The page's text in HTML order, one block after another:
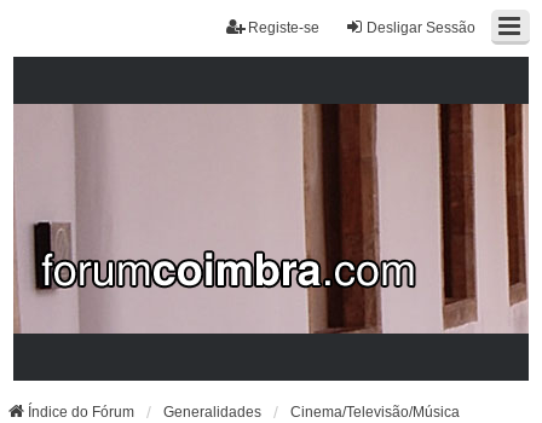
Desligar Sessão
Registe-se
Índice do Fórum Generalidades Cinema/Televisão/Música